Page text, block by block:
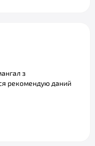
з
рекомендую даний